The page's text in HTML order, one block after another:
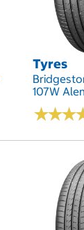
Tyres
107W
★★★
★★★